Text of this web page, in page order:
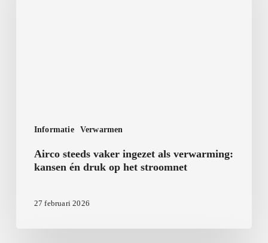
Informatie Verwarmen
Airco steeds vaker ingezet als verwarming:
kansen én druk op het stroomnet
27 februari 2026